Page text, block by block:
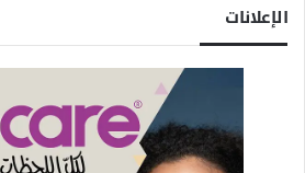
الإعلانات